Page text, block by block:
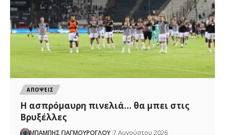
ΑΠΟΨΕΙΣ
Η ασπρόμαυρη πινελιά… θα μπει στις
Βρυξέλλες
ΜΠΑΜΠΗΣ ΓΙΑΓΜΟΥΡΟΓΛΟΥ 7 Αυγούστου 2026